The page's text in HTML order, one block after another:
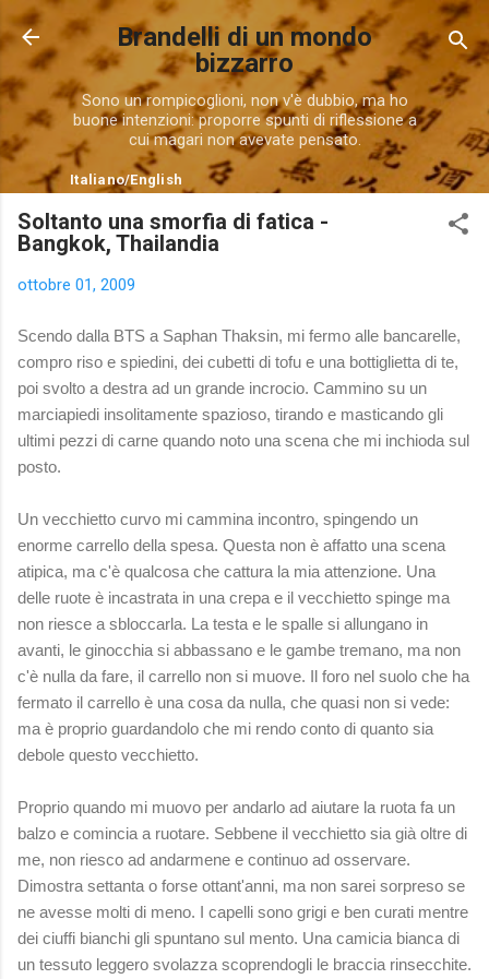
Passa ai contenuti principali
Brandelli di un mondo
bizzarro
Sono un rompicoglioni, non v'è dubbio, ma ho
buone intenzioni: proporre spunti di riflessione a
cui magari non avevate pensato.
Italiano/English
Soltanto una smorfia di fatica -
Bangkok, Thailandia
ottobre 01, 2009
Scendo dalla BTS a Saphan Thaksin, mi fermo alle bancarelle,
compro riso e spiedini, dei cubetti di tofu e una bottiglietta di te,
poi svolto a destra ad un grande incrocio. Cammino su un
marciapiedi insolitamente spazioso, tirando e masticando gli
ultimi pezzi di carne quando noto una scena che mi inchioda sul
posto.
Un vecchietto curvo mi cammina incontro, spingendo un
enorme carrello della spesa. Questa non è affatto una scena
atipica, ma c'è qualcosa che cattura la mia attenzione. Una
delle ruote è incastrata in una crepa e il vecchietto spinge ma
non riesce a sbloccarla. La testa e le spalle si allungano in
avanti, le ginocchia si abbassano e le gambe tremano, ma non
c'è nulla da fare, il carrello non si muove. Il foro nel suolo che ha
fermato il carrello è una cosa da nulla, che quasi non si vede:
ma è proprio guardandolo che mi rendo conto di quanto sia
debole questo vecchietto.
Proprio quando mi muovo per andarlo ad aiutare la ruota fa un
balzo e comincia a ruotare. Sebbene il vecchietto sia già oltre di
me, non riesco ad andarmene e continuo ad osservare.
Dimostra settanta o forse ottant'anni, ma non sarei sorpreso se
ne avesse molti di meno. I capelli sono grigi e ben curati mentre
dei ciuffi bianchi gli spuntano sul mento. Una camicia bianca di
un tessuto leggero svolazza scoprendogli le braccia rinsecchite.